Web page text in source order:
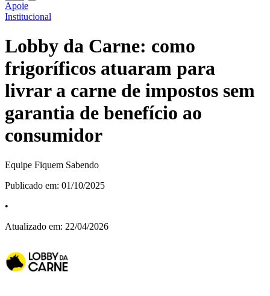
Apoie
Institucional
Lobby da Carne: como
frigoríficos atuaram para
livrar a carne de impostos sem
garantia de benefício ao
consumidor
Equipe Fiquem Sabendo
Publicado em: 01/10/2025
•
Atualizado em: 22/04/2026